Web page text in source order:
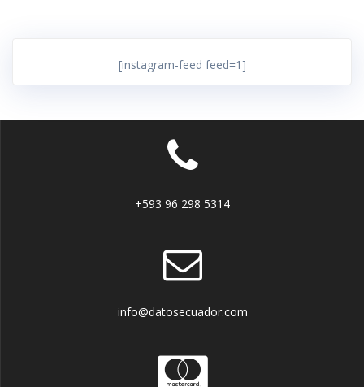
[instagram-feed feed=1]
+593 96 298 5314
info@datosecuador.com